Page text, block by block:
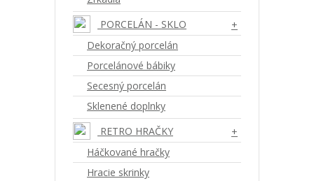
PORCELÁN - SKLO
+
Dekoračný porcelán
Porcelánové bábiky
Secesný porcelán
Sklenené doplnky
RETRO HRAČKY
+
Háčkované hračky
Hracie skrinky